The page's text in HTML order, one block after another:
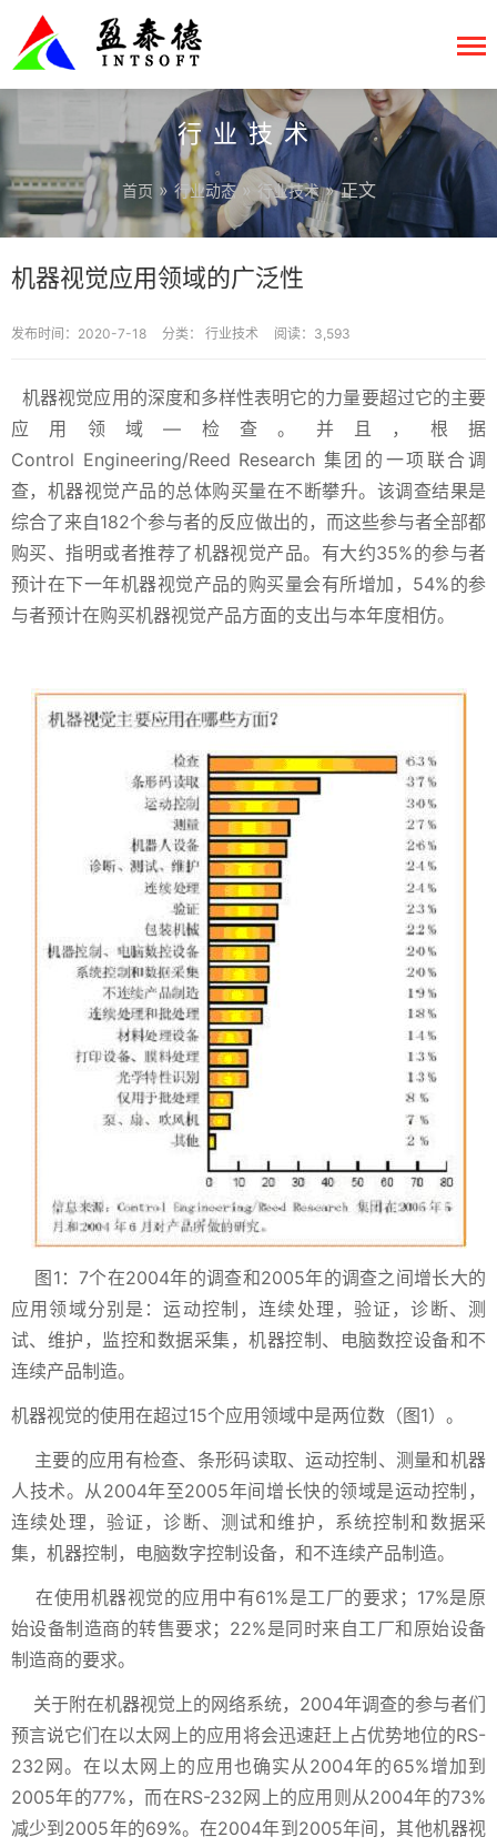
行业技术
首页 »行业动态» 行业技术» 正文
机器视觉应用领域的广泛性
发布时间：2020-7-18 分类： 行业技术 阅读：3,593
机器视觉应用的深度和多样性表明它的力量要超过它的主要
应用领域—检查。并且，根据
Control Engineering/Reed Research 集团的一项联合调
查，机器视觉产品的总体购买量在不断攀升。该调查结果是
综合了来自182个参与者的反应做出的，而这些参与者全部都
购买、指明或者推荐了机器视觉产品。有大约35%的参与者
预计在下一年机器视觉产品的购买量会有所增加，54%的参
与者预计在购买机器视觉产品方面的支出与本年度相仿。
图1：7个在2004年的调查和2005年的调查之间增长大的
应用领域分别是：运动控制，连续处理，验证，诊断、测
试、维护，监控和数据采集，机器控制、电脑数控设备和不
连续产品制造。
机器视觉的使用在超过15个应用领域中是两位数（图1）。
主要的应用有检查、条形码读取、运动控制、测量和机器
人技术。从2004年至2005年间增长快的领域是运动控制，
连续处理，验证，诊断、测试和维护，系统控制和数据采
集，机器控制，电脑数字控制设备，和不连续产品制造。
在使用机器视觉的应用中有61%是工厂的要求；17%是原
始设备制造商的转售要求；22%是同时来自工厂和原始设备
制造商的要求。
关于附在机器视觉上的网络系统，2004年调查的参与者们
预言说它们在以太网上的应用将会迅速赶上占优势地位的RS-
232网。在以太网上的应用也确实从2004年的65%增加到
2005年的77%，而在RS-232网上的应用则从2004年的73%
减少到2005年的69%。在2004年到2005年间，其他机器视